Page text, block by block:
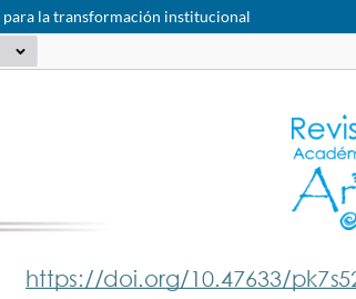
la transformación institucional